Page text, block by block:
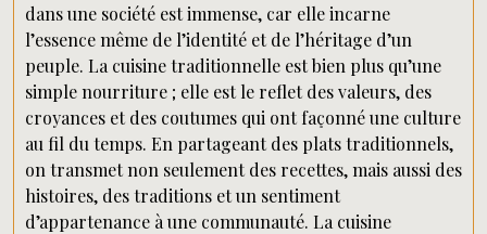
dans une société est immense, car elle incarne
l’essence même de l’identité et de l’héritage d’un
peuple. La cuisine traditionnelle est bien plus qu’une
simple nourriture ; elle est le reflet des valeurs, des
croyances et des coutumes qui ont façonné une culture
au fil du temps. En partageant des plats traditionnels,
on transmet non seulement des recettes, mais aussi des
histoires, des traditions et un sentiment
d’appartenance à une communauté. La cuisine